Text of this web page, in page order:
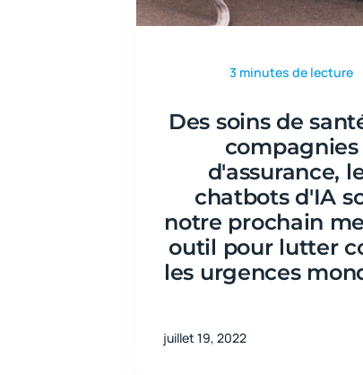
3 minutes de lecture
Des soins de
compagnies
d'assurance,
chatbots d'IA
notre prochain
outil pour lutter
les urgences
juillet 19, 2022